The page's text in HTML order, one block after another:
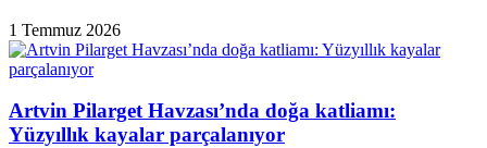
1 Temmuz 2026
Artvin Pilarget Havzası’nda doğa katliamı:
Yüzyıllık kayalar parçalanıyor